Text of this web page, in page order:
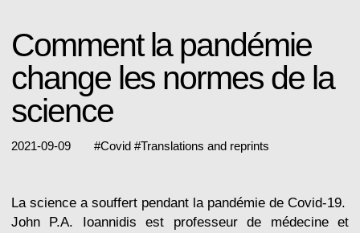
Comment la pandémie
change les normes de la
science
2021-09-09 #Covid #Translations and reprints
La science a souffert pendant la pandémie de Covid-19.
John P.A. Ioannidis est professeur de médecine et